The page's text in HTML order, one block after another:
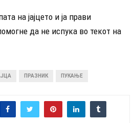
на јајцето и ја прави
да не испука во текот на
ПРАЗНИК ПУКАЊЕ